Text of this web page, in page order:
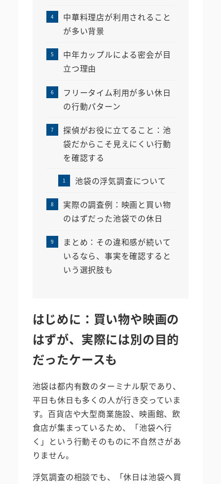
中華料理店が利用されること
が多い背景
中年カップルによる密会が目
立つ理由
フリータイム利用が多い休日
の行動パターン
探偵がお役に立てること：池
袋だからこそ見えにくい行動
を確認する
池袋の浮気調査について
実際の調査例：映画と買い物
のはずだった池袋での休日
まとめ：その違和感が続いて
いるなら、事実を確認すると
いう選択肢も
はじめに：買い物や映画の
はずが、実際には別の目的
だったケースも
池袋は都内有数のターミナル駅であり、
平日も休日も多くの人が行き交っていま
す。百貨店や大型商業施設、映画館、飲
食店が集まっているため、「池袋へ行
く」という行動そのものに不自然さがあ
りません。
浮気調査の相談でも、「休日は池袋へ買